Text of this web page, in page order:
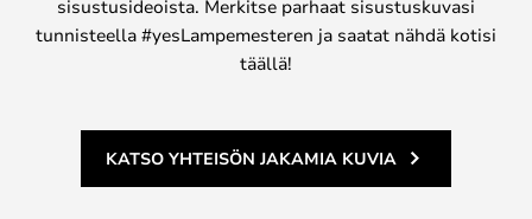
sisustusideoista. Merkitse parhaat sisustuskuvasi
tunnisteella #yesLampemesteren ja saatat nähdä kotisi
täällä!
KATSO YHTEISÖN JAKAMIA KUVIA